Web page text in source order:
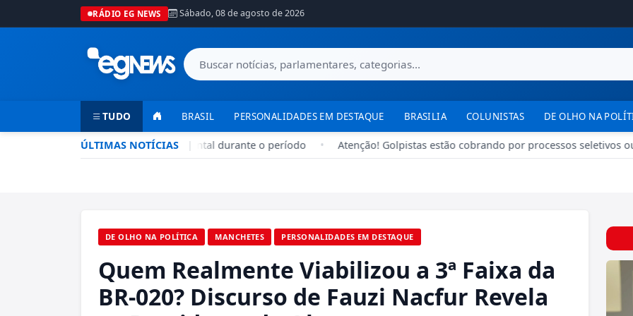
RÁDIO EG NEWS Sábado, 08 de agosto de 2026
TUDO BRASIL PERSONALIDADES EM DESTAQUE BRASILIA COLUNISTAS DE OLHO NA
ÚLTIMAS NOTÍCIAS |
Seca no DF: hidratação é fundamental durante o período • Atenção! Golpistas estão cobrando por processos seletivos ou
DE OLHO NA POLÍTICA MANCHETES PERSONALIDADES EM DESTAQUE
Quem Realmente Viabilizou a 3ª Faixa da
BR-020? Discurso de Fauzi Nacfur Revela